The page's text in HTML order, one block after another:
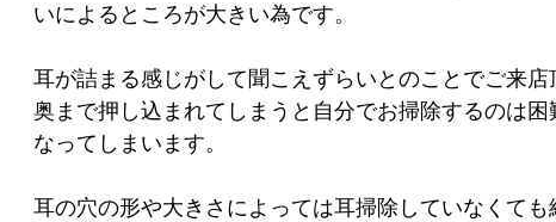
いによるところが大きい為です。
耳が詰まる感じがして聞こえずらいとのことでご来
奥まで押し込まれてしまうと自分でお掃除するのは
なってしまいます。
耳の穴の形や大きさによっては耳掃除していなくて